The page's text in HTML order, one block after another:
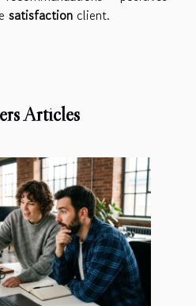
satisfaction client.
Articles